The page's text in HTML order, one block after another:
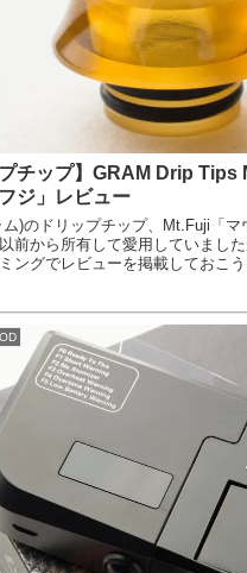
プチップ】GRAM Drip Tips
ジ」レビュー
)のドリップチップ、Mt.Fuji「
前から所有して愛用していまし
ングでレビューを掲載しておこう